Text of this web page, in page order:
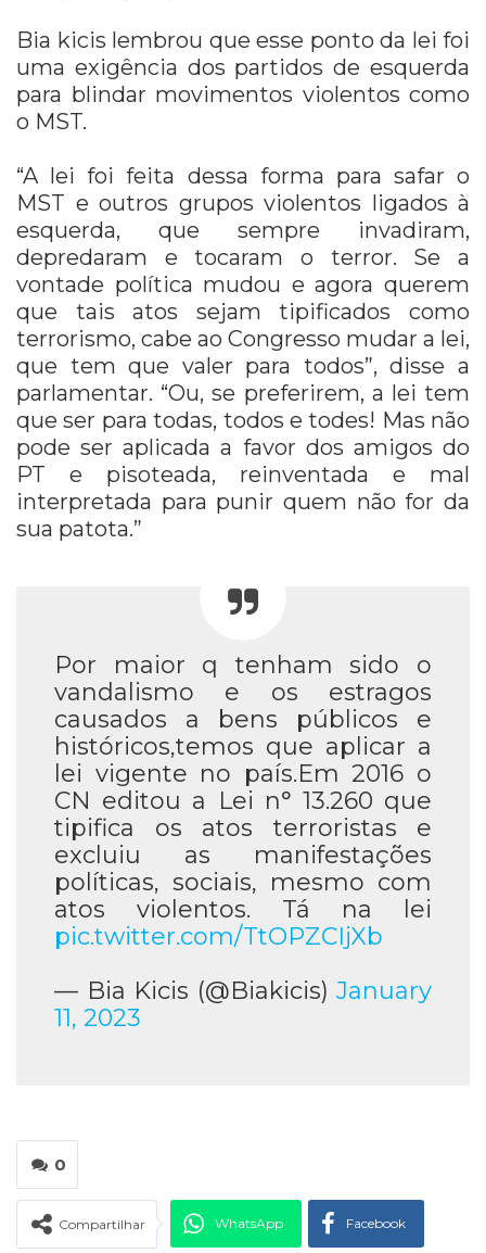
Bia kicis lembrou que esse ponto da lei foi
uma exigência dos partidos de esquerda
para blindar movimentos violentos como
o MST.
“A lei foi feita dessa forma para safar o
MST e outros grupos violentos ligados à
esquerda, que sempre invadiram,
depredaram e tocaram o terror. Se a
vontade política mudou e agora querem
que tais atos sejam tipificados como
terrorismo, cabe ao Congresso mudar a lei,
que tem que valer para todos”, disse a
parlamentar. “Ou, se preferirem, a lei tem
que ser para todas, todos e todes! Mas não
pode ser aplicada a favor dos amigos do
PT e pisoteada, reinventada e mal
interpretada para punir quem não for da
sua patota.”
Por maior q tenham sido o
vandalismo e os estragos
causados a bens públicos e
históricos,temos que aplicar a
lei vigente no país.Em 2016 o
CN editou a Lei n° 13.260 que
tipifica os atos terroristas e
excluiu as manifestações
políticas, sociais, mesmo com
atos violentos. Tá na lei
pic.twitter.com/TtOPZCIjXb
— Bia Kicis (@Biakicis) January
11, 2023
0
Compartilhar WhatsApp Facebook